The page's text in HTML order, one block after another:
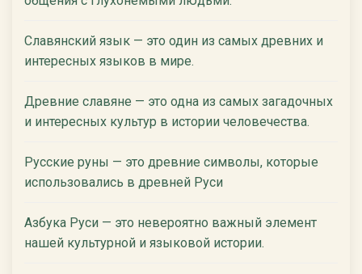
Славянский язык — это один из самых древних и
интересных языков в мире.
Древние славяне — это одна из самых загадочных
и интересных культур в истории человечества.
Русские руны — это древние символы, которые
использовались в древней Руси
Азбука Руси — это невероятно важный элемент
нашей культурной и языковой истории.